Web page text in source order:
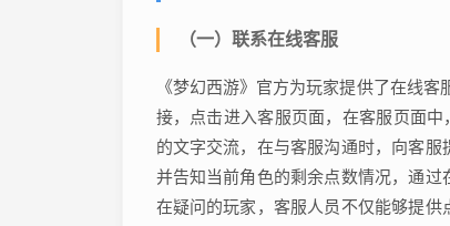
（一）联系在线客服
《梦幻西游》官方为玩家提供了在线
接，点击进入客服页面，在客服页面
的文字交流，在与客服沟通时，向客
并告知当前角色的剩余点数情况，通
在疑问的玩家，客服人员不仅能够提